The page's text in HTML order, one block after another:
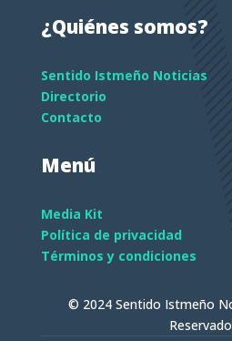
¿Quiénes somos?
Sentido Istmeño Noticias
Directorio
Contacto
Menú
Media Kit
Política de privacidad
Términos y condiciones
© 2024 Sentido Istmeño